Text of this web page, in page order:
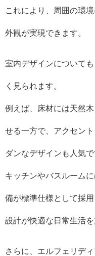
これにより、周囲の環
外観が実現できます。
室内デザインについて
く見られます。
例えば、床材には天然
せる一方で、アクセン
ダンなデザインも人気で
キッチンやバスルーム
備が標準仕様として採
設計が快適な日常生活を
さらに、エルフェリデ